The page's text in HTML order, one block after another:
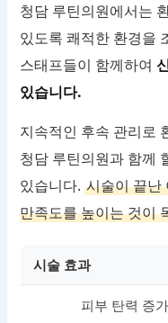
청담 루틴의원에서는
있도록 쾌적한 환경을
스태프들이 함께하여
있습니다.
지속적인 후속 관리로
청담 루틴의원과 함께
있습니다.시술이 끝난
만족도를 높이는 것이
시술 효과
피부 탄력 증가